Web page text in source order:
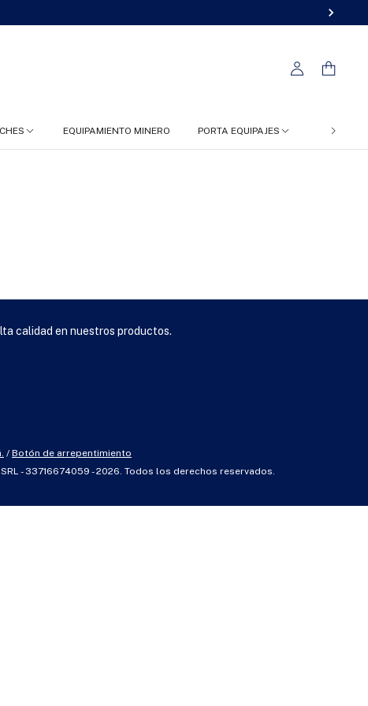
EQUIPAMIENTO MINERO PORTA EQUIPAJES FC 4X4
calidad en nuestros productos.
/ Botón de arrepentimiento
- 33716674059 - 2026. Todos los derechos reservados.